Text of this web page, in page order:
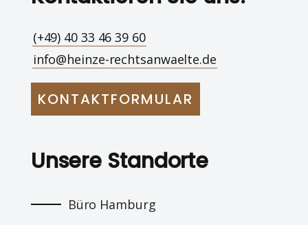
(+49) 40 33 46 39 60
info@heinze-rechtsanwaelte.de
KONTAKTFORMULAR
Unsere Standorte
Büro Hamburg